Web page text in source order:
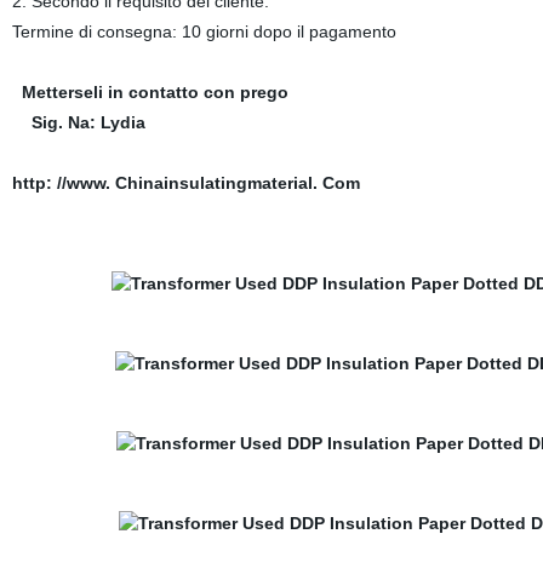
Termine di consegna: 10 giorni dopo il pagamento
Metterseli in contatto con prego
Sig. Na: Lydia
http: //www. Chinainsulatingmaterial. Com